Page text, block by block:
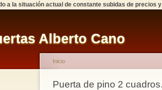
a la situación actual de constante subidas de precios
Alberto Cano
Inicio
Puerta de pino 2